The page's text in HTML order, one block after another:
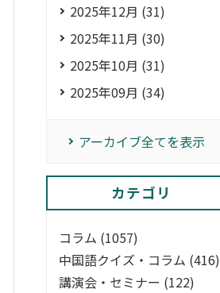
2025年12月 (31)
2025年11月 (30)
2025年10月 (31)
2025年09月 (34)
アーカイブ全てを表示
カテゴリ
コラム (1057)
中国語クイズ・コラム (416)
講演会・セミナー (122)